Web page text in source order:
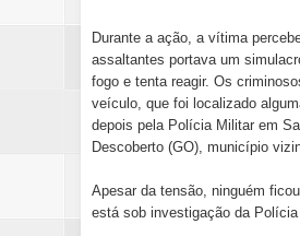
Durante a ação, a vítima
assaltantes portava um
fogo e tenta reagir. Os
veículo, que foi localizado
depois pela Polícia Militar em
Descoberto (GO), município
Apesar da tensão, ninguém
está sob investigação da